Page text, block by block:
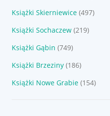
Książki Skierniewice (497)
Książki Sochaczew (219)
Książki Gąbin (749)
Książki Brzeziny (186)
Książki Nowe Grabie (154)